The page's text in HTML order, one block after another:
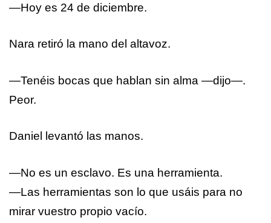
—Hoy es 24 de diciembre.
Nara retiró la mano del altavoz.
—Tenéis bocas que hablan sin alma —dijo—.
Peor.
Daniel levantó las manos.
—No es un esclavo. Es una herramienta.
—Las herramientas son lo que usáis para no
mirar vuestro propio vacío.